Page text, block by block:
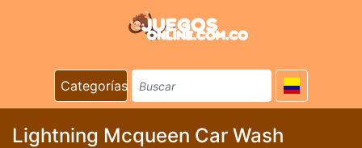
Categorías
Lightning Mcqueen Car Wash